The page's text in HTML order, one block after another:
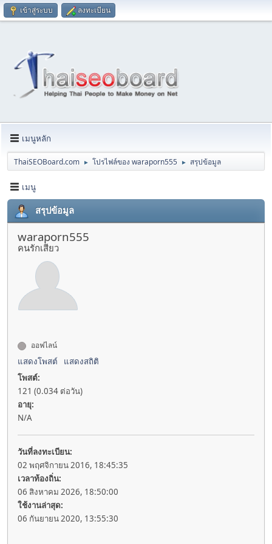
เข้าสู่ระบบ ลงทะเบียน
เมนูหลัก
ThaiSEOBoard.com ► โปรไฟล์ของ waraporn555 ► สรุปข้อมูล
เมนู
สรุปข้อมูล
waraporn555
คนรักเสียว
ออฟไลน์
แสดงโพสต์
แสดงสถิติ
โพสต์:
121 (0.034 ต่อวัน)
อายุ:
N/A
วันที่ลงทะเบียน:
02 พฤศจิกายน 2016, 18:45:35
เวลาท้องถิ่น:
06 สิงหาคม 2026, 18:50:00
ใช้งานล่าสุด:
06 กันยายน 2020, 13:55:30